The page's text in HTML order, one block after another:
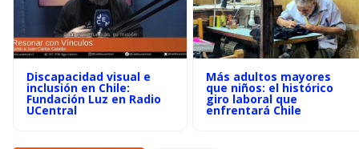
Discapacidad visual e
inclusión en Chile:
Fundación Luz en Radio
UCentral
Más adultos mayores
que niños: el histórico
giro laboral que
enfrentará Chile